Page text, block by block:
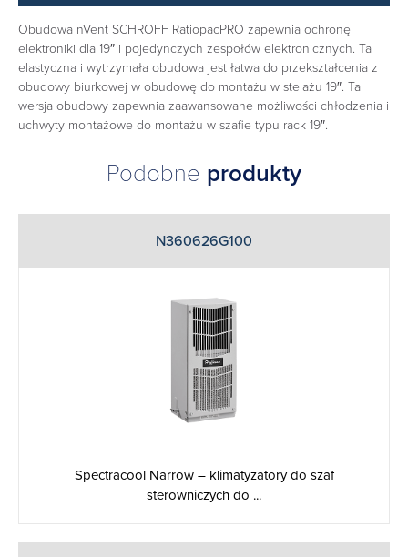
Obudowa nVent SCHROFF RatiopacPRO zapewnia ochronę
elektroniki dla 19″ i pojedynczych zespołów elektronicznych. Ta
elastyczna i wytrzymała obudowa jest łatwa do przekształcenia z
obudowy biurkowej w obudowę do montażu w stelażu 19″. Ta
wersja obudowy zapewnia zaawansowane możliwości chłodzenia i
uchwyty montażowe do montażu w szafie typu rack 19″.
Podobne produkty
N360626G100
Spectracool Narrow – klimatyzatory do szaf
sterowniczych do ...